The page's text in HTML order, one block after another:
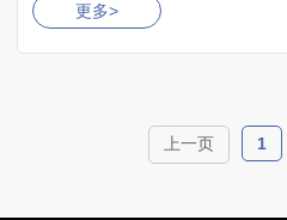
更多>
上一页 1